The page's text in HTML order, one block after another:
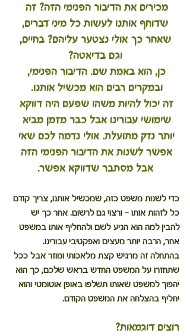
מכירים את הדיבור הפנימי הזה? זה
שדוחף אותנו לעשות כל מיני דברים,
שאחר כך אולי נצטער עליהם? בחיים,
וגם בדיאטה?
כן, הוא באמת שם. הדיבור הפנימי,
ובמקרים רבים הוא מכשיל אותנו.
זה יכול להיות משהו שפעם היה דווקא
שימושי עבורינו אבל כבר מזמן מביא
יותר נזק מתועלת. אולי נדמה לכם שאי
אפשר לשנות את הדיבור הפנימי הזה
אבל מסתבר שדווקא אפשר.
כדי לשנות משפט כזה, שמכשיל אותנו, צריך קודם
כל לזהות אותו – ורצוי גם לרשום. אחר כך יש
להבין למה הוא הגיע לשם ולהחליף אותו במשפט
אחר, הרבה יותר מעצים ואפקטיבי עבורינו.
בהתחלה זה מרגיש קצת מלאכותי ומוזר אבל ככל
שתחזרו על המשפט החדש בראש שלכם, כך הוא
יהפוך למשפט שאותו תשלפו באופן אוטומטי והוא
יחליף בהצלחה את המשפט הקודם.
רוצים דוגמאות?